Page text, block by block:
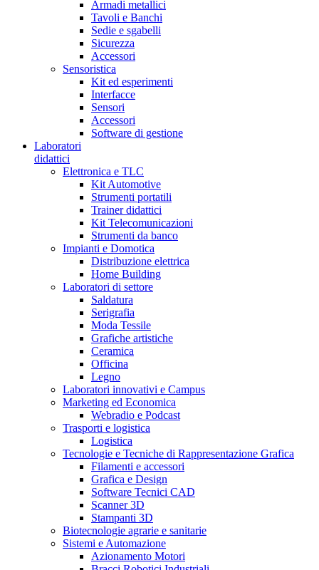
Armadi metallici
Tavoli e Banchi
Sedie e sgabelli
Sicurezza
Accessori
Sensoristica
Kit ed esperimenti
Interfacce
Sensori
Accessori
Software di gestione
Laboratori
didattici
Elettronica e TLC
Kit Automotive
Strumenti portatili
Trainer didattici
Kit Telecomunicazioni
Strumenti da banco
Impianti e Domotica
Distribuzione elettrica
Home Building
Laboratori di settore
Saldatura
Serigrafia
Moda Tessile
Grafiche artistiche
Ceramica
Officina
Legno
Laboratori innovativi e Campus
Marketing ed Economica
Webradio e Podcast
Trasporti e logistica
Logistica
Tecnologie e Tecniche di Rappresentazione Grafica
Filamenti e accessori
Grafica e Design
Software Tecnici CAD
Scanner 3D
Stampanti 3D
Biotecnologie agrarie e sanitarie
Sistemi e Automazione
Azionamento Motori